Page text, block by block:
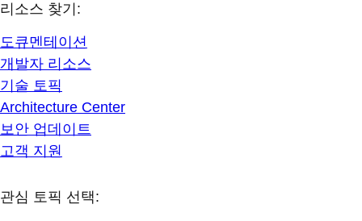
리소스 찾기:
도큐멘테이션
개발자 리소스
기술 토픽
Architecture Center
보안 업데이트
고객 지원
관심 토픽 선택: